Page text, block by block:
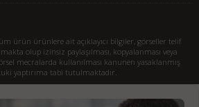
ürün ürünlere ait açıklayıcı bilgiler, görseller telif
olup izinsiz paylaşılması, kopyalanması veya
mecralarda kullanılması kanunen yasaklanmış
yaptırıma tabi tutulmaktadır.